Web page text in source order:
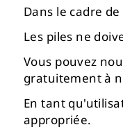
Dans le cadre
Les piles ne
Vous pouvez
gratuitement à
En tant
appropriée.